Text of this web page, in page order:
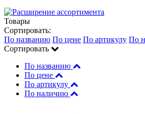
Товары
Сортировать:
По названию По цене По артикулу По
Сортировать
По названию
По цене
По артикулу
По наличию